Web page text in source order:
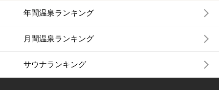
年間温泉ランキング
月間温泉ランキング
サウナランキング